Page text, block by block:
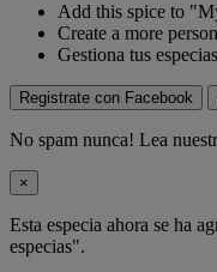
Add this spice to
Create a more
Gestiona tus
Registrate con Facebook
No spam nunca! Lea
×
Esta especia ahora se ha
especias".